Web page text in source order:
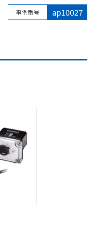
事例番号 ap10027